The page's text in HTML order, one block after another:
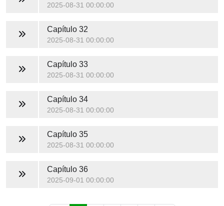
2025-08-31 00:00:00
Capítulo 32
2025-08-31 00:00:00
Capítulo 33
2025-08-31 00:00:00
Capítulo 34
2025-08-31 00:00:00
Capítulo 35
2025-08-31 00:00:00
Capítulo 36
2025-09-01 00:00:00